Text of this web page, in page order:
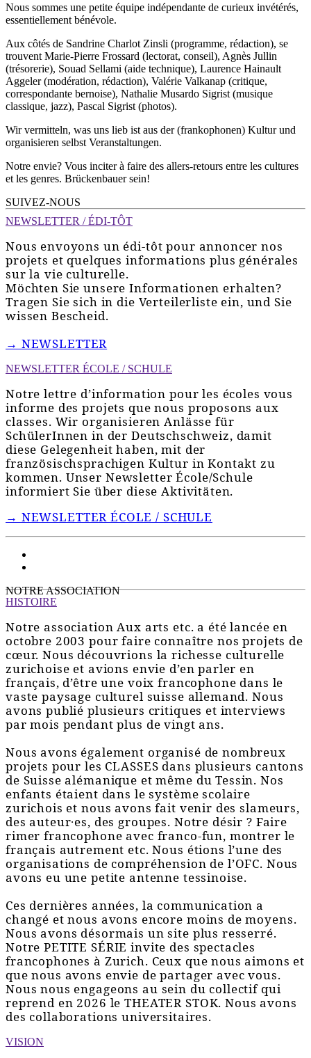
Nous sommes une petite équipe indépendante de curieux invétérés,
essentiellement bénévole.
Aux côtés de Sandrine Charlot Zinsli (programme, rédaction), se
trouvent Marie-Pierre Frossard (lectorat, conseil), Agnès Jullin
(trésorerie), Souad Sellami (aide technique), Laurence Hainault
Aggeler (modération, rédaction), Valérie Valkanap (critique,
correspondante bernoise), Nathalie Musardo Sigrist (musique
classique, jazz), Pascal Sigrist (photos).
Wir vermitteln, was uns lieb ist aus der (frankophonen) Kultur und
organisieren selbst Veranstaltungen.
Notre envie? Vous inciter à faire des allers-retours entre les cultures
et les genres. Brückenbauer sein!
SUIVEZ-NOUS
NEWSLETTER / ÉDI-TÔT
Nous envoyons un édi-tôt pour annoncer nos
projets et quelques informations plus générales
sur la vie culturelle.
Möchten Sie unsere Informationen erhalten?
Tragen Sie sich in die Verteilerliste ein, und Sie
wissen Bescheid.
→ NEWSLETTER
NEWSLETTER ÉCOLE / SCHULE
Notre lettre d’information pour les écoles vous
informe des projets que nous proposons aux
classes. Wir organisieren Anlässe für
SchülerInnen in der Deutschschweiz, damit
diese Gelegenheit haben, mit der
französischsprachigen Kultur in Kontakt zu
kommen. Unser Newsletter École/Schule
informiert Sie über diese Aktivitäten.
→ NEWSLETTER ÉCOLE / SCHULE
NOTRE ASSOCIATION
HISTOIRE
Notre association Aux arts etc. a été lancée en
octobre 2003 pour faire connaître nos projets de
cœur. Nous découvrions la richesse culturelle
zurichoise et avions envie d’en parler en
français, d’être une voix francophone dans le
vaste paysage culturel suisse allemand. Nous
avons publié plusieurs critiques et interviews
par mois pendant plus de vingt ans.
Nous avons également organisé de nombreux
projets pour les CLASSES dans plusieurs cantons
de Suisse alémanique et même du Tessin. Nos
enfants étaient dans le système scolaire
zurichois et nous avons fait venir des slameurs,
des auteur∙es, des groupes. Notre désir ? Faire
rimer francophone avec franco-fun, montrer le
français autrement etc. Nous étions l’une des
organisations de compréhension de l’OFC. Nous
avons eu une petite antenne tessinoise.
Ces dernières années, la communication a
changé et nous avons encore moins de moyens.
Nous avons désormais un site plus resserré.
Notre PETITE SÉRIE invite des spectacles
francophones à Zurich. Ceux que nous aimons et
que nous avons envie de partager avec vous.
Nous nous engageons au sein du collectif qui
reprend en 2026 le THEATER STOK. Nous avons
des collaborations universitaires.
VISION